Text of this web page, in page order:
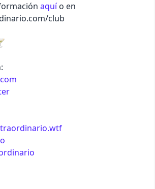
aquío en
club